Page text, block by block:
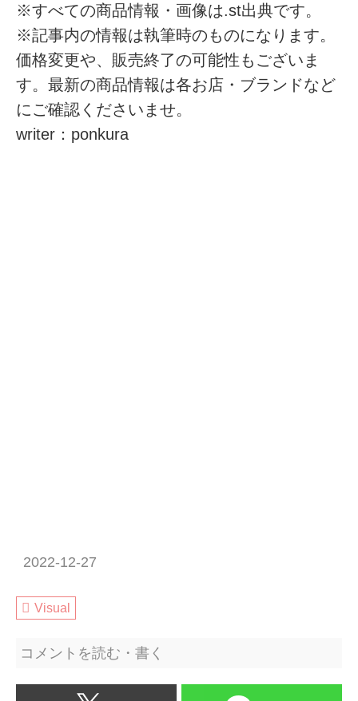
※すべての商品情報・画像は.st出典です。
※記事内の情報は執筆時のものになります。
価格変更や、販売終了の可能性もございま
す。最新の商品情報は各お店・ブランドなど
にご確認くださいませ。
writer：ponkura
2022-12-27
Visual
コメントを読む・書く